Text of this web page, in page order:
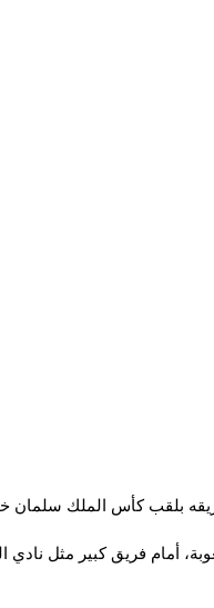
بلقب كأس الملك
أمام فريق كبير مثل نادي